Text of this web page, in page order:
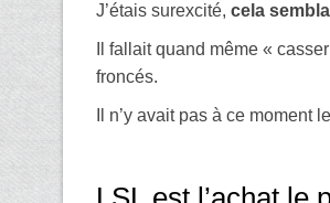
J’étais surexcité, cela
Il fallait quand même «
froncés.
Il n’y avait pas à ce